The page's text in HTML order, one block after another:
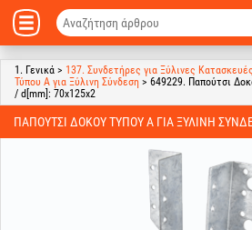
1. Γενικά > 137. Συνδετήρες για Ξύλινες Κατασκευές
Τύπου A για Ξύλινη Σύνδεση > 649229. Παπούτσι
/ d[mm]: 70x125x2
ΠΑΠΟΎΤΣΙ ΔΟΚΟΎ ΤΎΠΟΥ A ΓΙΑ ΞΎΛΙΝΗ